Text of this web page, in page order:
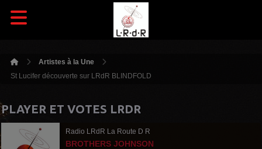
Artistes à la Une
St Lucifer découverte sur LRdR BLINDFOLD
PLAYER ET VOTES LRDR
Radio LRdR La Route D R
BROTHERS JOHNSON